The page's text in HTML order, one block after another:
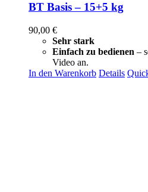
BT Basis – 15+5 kg
90,00 €
Sehr stark
Einfach zu bedienen –
Video an.
In den Warenkorb Details